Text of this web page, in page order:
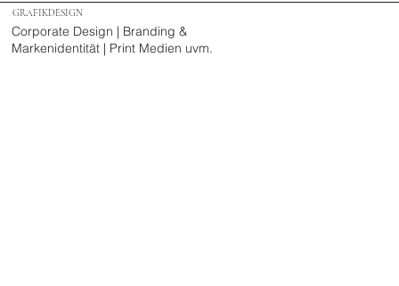
GRAFIKDESIGN
Corporate Design | Branding &
Markenidentität | Print Medien uvm.